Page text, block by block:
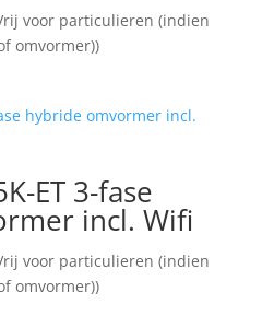
voor particulieren (indien
omvormer))
ET 3-fase
incl. Wifi
voor particulieren (indien
omvormer))